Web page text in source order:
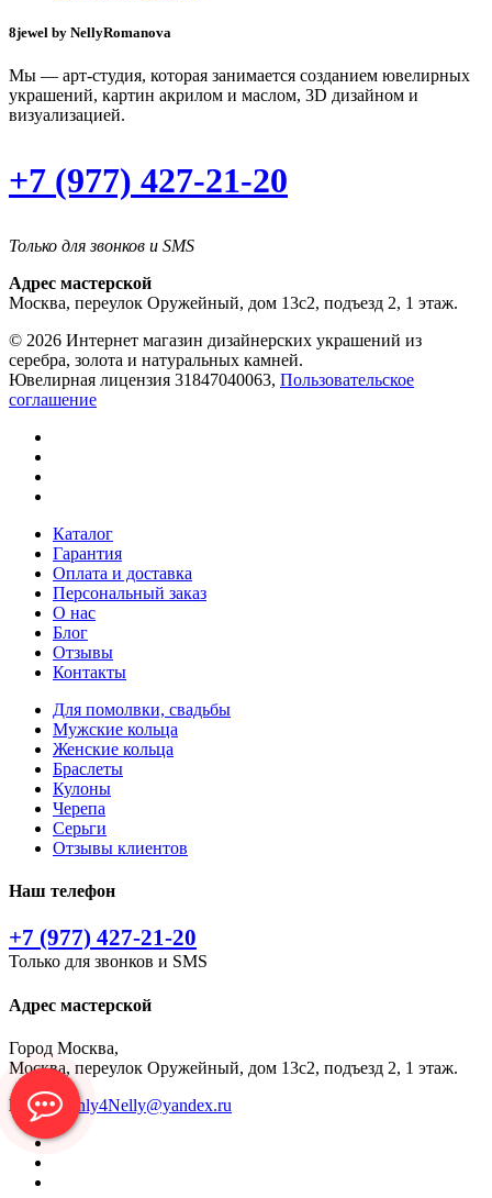
8jewel by NellyRomanova
Мы — арт-студия, которая занимается созданием ювелирных
украшений, картин акрилом и маслом, 3D дизайном и
визуализацией.
+7 (977) 427-21-20
Только для звонков и SMS
Адрес мастерской
Москва, переулок Оружейный, дом 13с2, подъезд 2, 1 этаж.
© 2026 Интернет магазин дизайнерских украшений из
серебра, золота и натуральных камней.
Ювелирная лицензия 31847040063, Пользовательское
соглашение
Каталог
Гарантия
Оплата и доставка
Персональный заказ
О нас
Блог
Отзывы
Контакты
Для помолвки, свадьбы
Мужские кольца
Женские кольца
Браслеты
Кулоны
Черепа
Серьги
Отзывы клиентов
Наш телефон
+7 (977) 427-21-20
Только для звонков и SMS
Адрес мастерской
Город Москва,
Москва, переулок Оружейный, дом 13с2, подъезд 2, 1 этаж.
Почта:
only4Nelly@yandex.ru